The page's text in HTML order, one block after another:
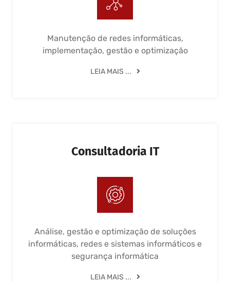
Manutenção de redes informáticas,
implementação, gestão e optimização
LEIA MAIS ...
Consultadoria IT
Análise, gestão e optimização de soluções
informáticas, redes e sistemas informáticos e
segurança informática
LEIA MAIS ...